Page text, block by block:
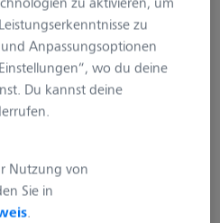
aufladen
zu
Anpassungsoptionen
wo du deine
Du kannst deine
Nutzung von
Sie in
.